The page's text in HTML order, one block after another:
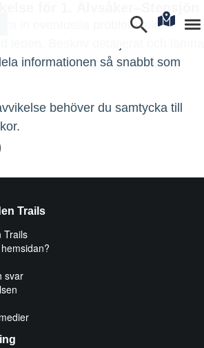
för 1. Älvsåker–Stensjön
in eventuella problem eller
informationen så snabbt som
behöver du samtycka till
Trails
Trails
svar